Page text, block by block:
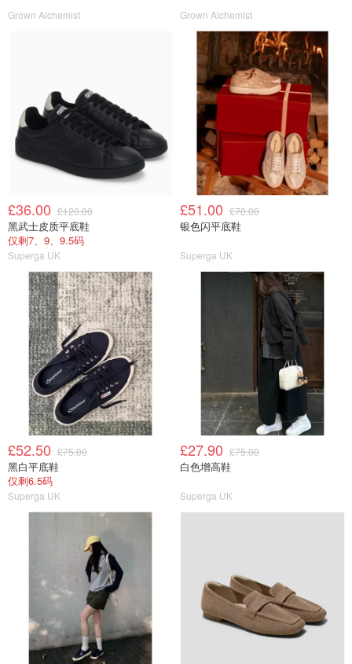
Grown Alchemist Grown Alchemist
£36.00 £120.00
黑武士皮质平底鞋
仅剩7、9、9.5码
Superga UK
£51.00 £70.00
银色闪平底鞋
Superga UK
£52.50 £75.00
黑白平底鞋
仅剩6.5码
Superga UK
£27.90 £75.00
白色增高鞋
Superga UK